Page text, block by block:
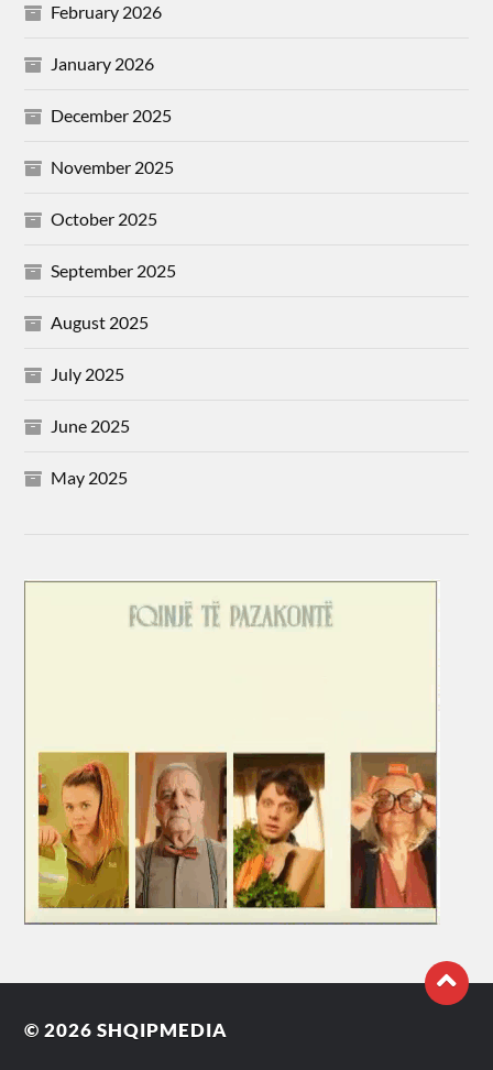
February 2026
January 2026
December 2025
November 2025
October 2025
September 2025
August 2025
July 2025
June 2025
May 2025
© 2026SHQIPMEDIA